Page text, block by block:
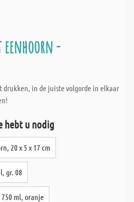
eenhoorn -
drukken, in de juiste volgorde in elkaar
hebt u nodig
20 x 5 x 17 cm
gr. 08
ml, oranje